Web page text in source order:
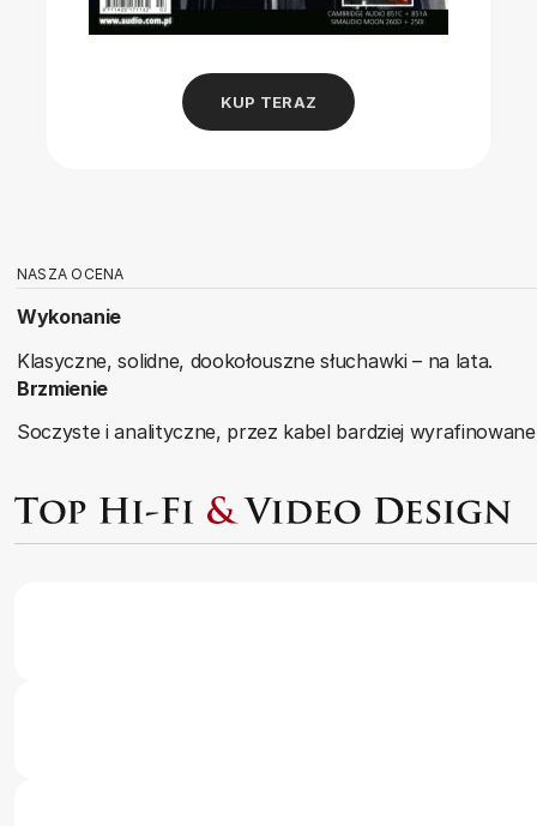
KUP TERAZ
NASZA OCENA
Wykonanie
Klasyczne, solidne, dookołouszne słuchawki – na lata.
Brzmienie
Soczyste i analityczne, przez kabel bardziej